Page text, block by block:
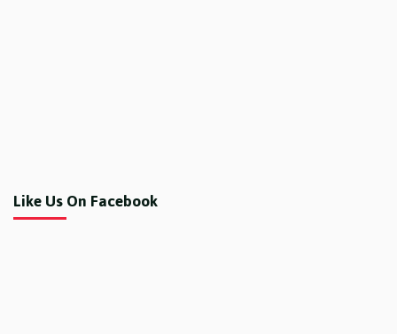
Like Us On Facebook